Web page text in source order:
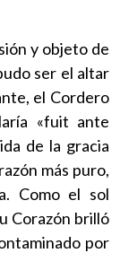
y objeto de
ser el altar
el Cordero
«fuit ante
de la gracia
más puro,
Como el sol
Corazón brilló
por